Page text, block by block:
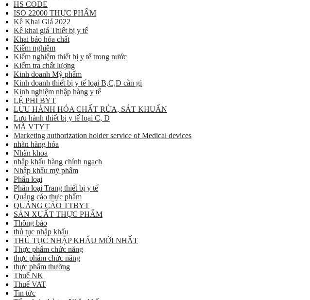
HS CODE
ISO 22000 THỰC PHẨM
Kê Khai Giá 2022
Kê khai giá Thiết bị y tế
Khai báo hóa chất
Kiểm nghiệm
Kiểm nghiệm thiết bị y tế trong nước
Kiểm tra chất lượng
Kinh doanh Mỹ phẩm
Kinh doanh thiết bị y tế loại B,C,D cần gì
Kinh nghiệm nhập hàng y tế
LỆ PHÍ BYT
LƯU HÀNH HÓA CHẤT RỬA, SÁT KHUẨN
Lưu hành thiết bị y tế loại C, D
MÃ VTYT
Marketing authorization holder service of Medical devices
nhãn hàng hóa
Nhãn khoa
nhập khẩu hàng chính ngạch
Nhập khẩu mỹ phẩm
Phân loại
Phân loại Trang thiết bị y tế
Quảng cáo thực phẩm
QUẢNG CÁO TTBYT
SẢN XUẤT THỰC PHẨM
Thông báo
thủ tục nhập khẩu
THỦ TỤC NHẬP KHẨU MỚI NHẤT
Thực phẩm chức năng
thực phẩm chức năng
thực phẩm thường
Thuế NK
Thuế VAT
Tin tức